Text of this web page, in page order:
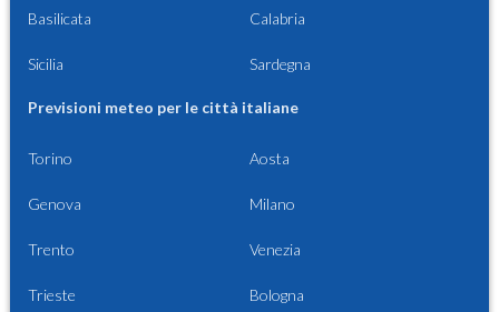
Basilicata Calabria
Sicilia Sardegna
Previsioni meteo per le città italiane
Torino Aosta
Genova Milano
Trento Venezia
Trieste Bologna